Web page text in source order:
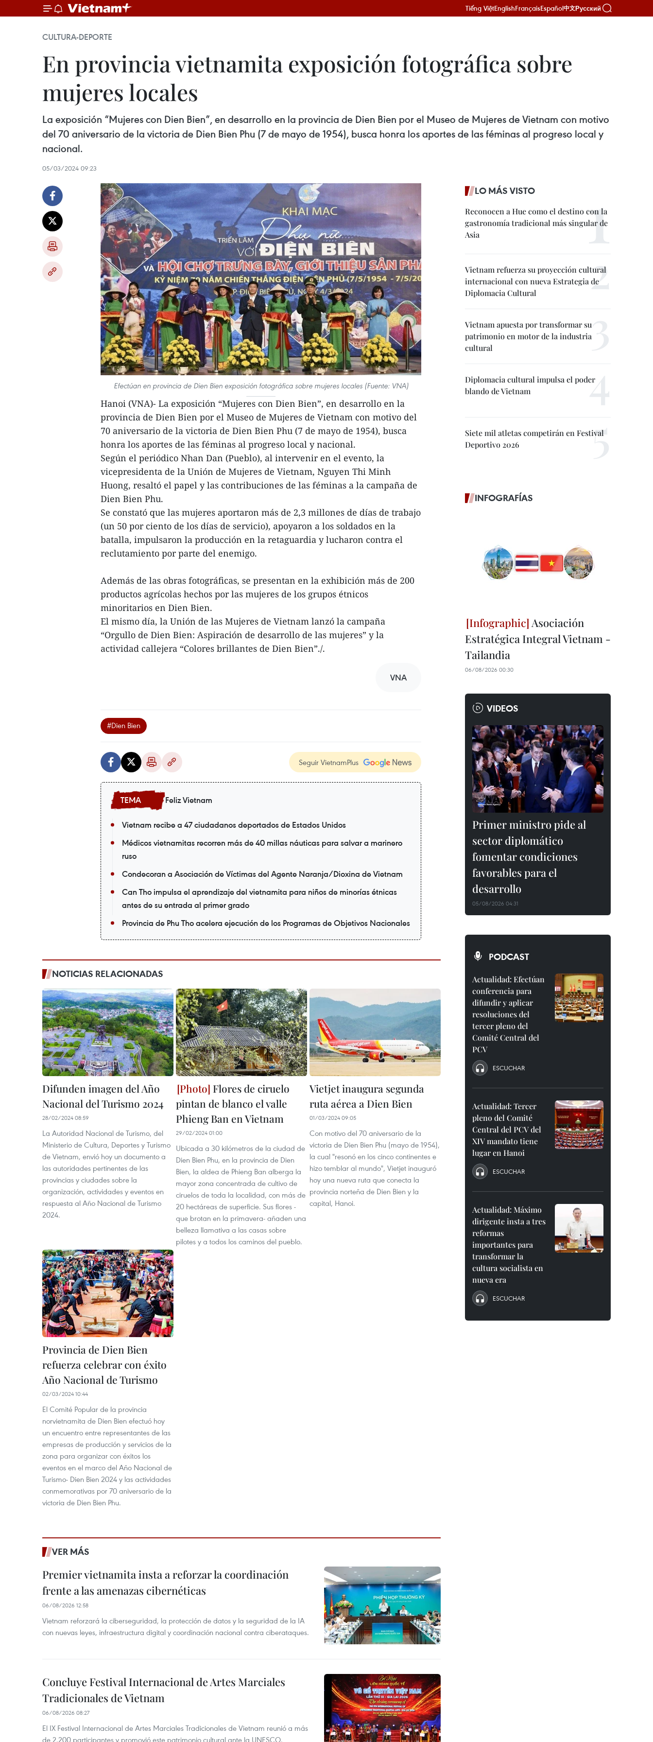
Tiếng ViệtEnglishFrançaisEspañol中文Русский
CULTURA-DEPORTE
En provincia vietnamita exposición fotográfica sobre
mujeres locales
La exposición “Mujeres con Dien Bien”, en desarrollo en la provincia de Dien Bien por el Museo de Mujeres de Vietnam con motivo
del 70 aniversario de la victoria de Dien Bien Phu (7 de mayo de 1954), busca honra los aportes de las féminas al progreso local y
nacional.
05/03/2024 09:23
Efectúan en provincia de Dien Bien exposición fotográfica sobre mujeres locales (Fuente: VNA)
Hanoi (VNA)- La exposición “Mujeres con Dien Bien”, en desarrollo en la
provincia de Dien Bien por el Museo de Mujeres de Vietnam con motivo del
70 aniversario de la victoria de Dien Bien Phu (7 de mayo de 1954), busca
honra los aportes de las féminas al progreso local y nacional.
Según el periódico Nhan Dan (Pueblo), al intervenir en el evento, la
vicepresidenta de la Unión de Mujeres de Vietnam, Nguyen Thi Minh
Huong, resaltó el papel y las contribuciones de las féminas a la campaña de
Dien Bien Phu.
Se constató que las mujeres aportaron más de 2,3 millones de días de trabajo
(un 50 por ciento de los días de servicio), apoyaron a los soldados en la
batalla, impulsaron la producción en la retaguardia y lucharon contra el
reclutamiento por parte del enemigo.
Además de las obras fotográficas, se presentan en la exhibición más de 200
productos agrícolas hechos por las mujeres de los grupos étnicos
minoritarios en Dien Bien.
El mismo día, la Unión de las Mujeres de Vietnam lanzó la campaña
“Orgullo de Dien Bien: Aspiración de desarrollo de las mujeres” y la
actividad callejera “Colores brillantes de Dien Bien”./.
VNA
#Dien Bien
Seguir VietnamPlus
Feliz Vietnam
Vietnam recibe a 47 ciudadanos deportados de Estados Unidos
Médicos vietnamitas recorren más de 40 millas náuticas para salvar a marinero
ruso
Condecoran a Asociación de Víctimas del Agente Naranja/Dioxina de Vietnam
Can Tho impulsa el aprendizaje del vietnamita para niños de minorías étnicas
antes de su entrada al primer grado
Provincia de Phu Tho acelera ejecución de los Programas de Objetivos Nacionales
NOTICIAS RELACIONADAS
Difunden imagen del Año
Nacional del Turismo 2024
28/02/2024 08:59
La Autoridad Nacional de Turismo, del
Ministerio de Cultura, Deportes y Turismo
de Vietnam, envió hoy un documento a
las autoridades pertinentes de las
provincias y ciudades sobre la
organización, actividades y eventos en
respuesta al Año Nacional de Turismo
2024.
Flores de ciruelo
pintan de blanco el valle
Phieng Ban en Vietnam
29/02/2024 01:00
Ubicada a 30 kilómetros de la ciudad de
Dien Bien Phu, en la provincia de Dien
Bien, la aldea de Phieng Ban alberga la
mayor zona concentrada de cultivo de
ciruelos de toda la localidad, con más de
20 hectáreas de superficie. Sus flores -
que brotan en la primavera- añaden una
belleza llamativa a las casas sobre
pilotes y a todos los caminos del pueblo.
Vietjet inaugura segunda
ruta aérea a Dien Bien
01/03/2024 09:05
Con motivo del 70 aniversario de la
victoria de Dien Bien Phu (mayo de 1954),
la cual "resonó en los cinco continentes e
hizo temblar al mundo", Vietjet inauguró
hoy una nueva ruta que conecta la
provincia norteña de Dien Bien y la
capital, Hanoi.
Provincia de Dien Bien
refuerza celebrar con éxito
Año Nacional de Turismo
02/03/2024 10:44
El Comité Popular de la provincia
norvietnamita de Dien Bien efectuó hoy
un encuentro entre representantes de las
empresas de producción y servicios de la
zona para organizar con éxitos los
eventos en el marco del Año Nacional de
Turismo- Dien Bien 2024 y las actividades
conmemorativas por 70 aniversario de la
victoria de Dien Bien Phu.
VER MÁS
Premier vietnamita insta a reforzar la coordinación
frente a las amenazas cibernéticas
06/08/2026 12:58
Vietnam reforzará la ciberseguridad, la protección de datos y la seguridad de la IA
con nuevas leyes, infraestructura digital y coordinación nacional contra ciberataques.
Concluye Festival Internacional de Artes Marciales
Tradicionales de Vietnam
06/08/2026 08:27
El IX Festival Internacional de Artes Marciales Tradicionales de Vietnam reunió a más
de 2.200 participantes y promovió este patrimonio cultural ante la UNESCO.
LO MÁS VISTO
Reconocen a Hue como el destino con la
gastronomía tradicional más singular de
Asia
Vietnam refuerza su proyección cultural
internacional con nueva Estrategia de
Diplomacia Cultural
Vietnam apuesta por transformar su
patrimonio en motor de la industria
cultural
Diplomacia cultural impulsa el poder
blando de Vietnam
Siete mil atletas competirán en Festival
Deportivo 2026
INFOGRAFÍAS
Asociación
Estratégica Integral Vietnam -
Tailandia
06/08/2026 00:30
VIDEOS
Primer ministro pide al
sector diplomático
fomentar condiciones
favorables para el
desarrollo
05/08/2026 04:31
PODCAST
Actualidad: Efectúan
conferencia para
difundir y aplicar
resoluciones del
tercer pleno del
Comité Central del
PCV
ESCUCHAR
Actualidad: Tercer
pleno del Comité
Central del PCV del
XIV mandato tiene
lugar en Hanoi
ESCUCHAR
Actualidad: Máximo
dirigente insta a tres
reformas
importantes para
transformar la
cultura socialista en
nueva era
ESCUCHAR